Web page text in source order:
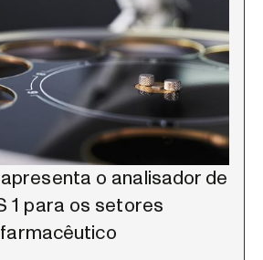
o analisador de
1 para os setores